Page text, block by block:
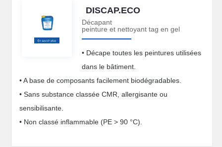
DISCAP.ECO
Décapant
peinture et nettoyant tag en gel
• Décape toutes les peintures utilisées
dans le bâtiment.
• A base de composants facilement biodégradables.
• Sans substance classée CMR, allergisante ou
sensibilisante.
• Non classé inflammable (PE > 90 °C).